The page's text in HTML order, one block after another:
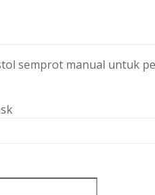
semprot manual untuk